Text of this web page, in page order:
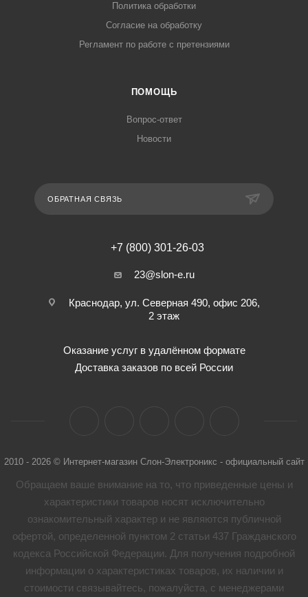
Политика обработки
Согласие на обработку
Регламент по работе с претензиями
ПОМОЩЬ
Вопрос-ответ
Новости
ОБРАТНАЯ СВЯЗЬ
+7 (800) 301-26-03
23@slon-e.ru
Краснодар, ул. Северная 490, офис 206,
2 этаж
Оказание услуг в удалённом формате
Доставка заказов по всей России
2010 - 2026 © Интернет-магазин Слон-Электроникс - официальный сайт
Обращаем ваше внимание на то, что приведенные цены и
характеристики товaров носят исключительно
ознакомительный характер и не являются публичной
офертой, определенной пунктом 2 статьи 437 Гражданского
кодекса Российской Федерации. Для получения подробной
информации о характеристиках товaров, их наличии и
стоимости связывайтесь, пожалуйста, с менеджерами